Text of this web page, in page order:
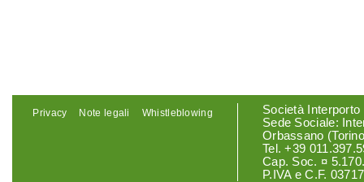
Whistleblowing
Note legali
Privacy
Società Interporto
Sede Sociale:
Orbassano
Tel. +39
Cap. Soc. ¤
P.IVA e C.F.